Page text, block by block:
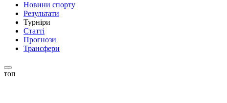
Новини спорту
Результати
Турніри
Статті
Прогнози
Трансфери
топ